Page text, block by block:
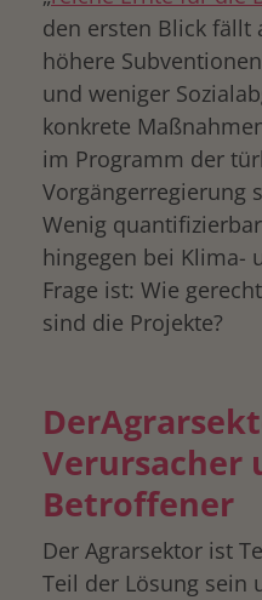
den ersten Blick fällt
höhere
und weniger
konkrete
im Programm der
Vorgängerregierung
Wenig
hingegen bei Klima-
Frage ist: Wie
sind die Projekte?
Verursacher
Betroffener
Der Agrarsektor ist
Teil der Lösung sein